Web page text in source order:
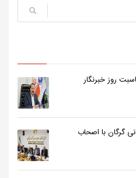
روز خبرنگار
گرگان با اصحاب